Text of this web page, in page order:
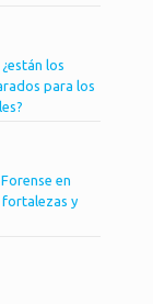
los
para los
en
fortalezas y